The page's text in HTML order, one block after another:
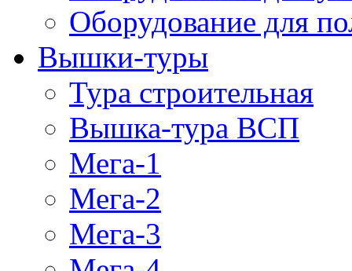
Оборудование для
Вышки-туры
Тура строительная
Вышка-тура ВСП
Мега-1
Мега-2
Мега-3